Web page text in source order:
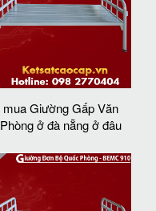
mua Giường Gấp Văn
Phòng ở đà nẵng ở đâu